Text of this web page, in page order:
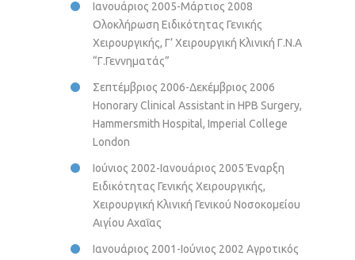
Ιανουάριος 2005-Μάρτιος 2008
Ολοκλήρωση Ειδικότητας Γενικής
Χειρουργικής, Γ’ Χειρουργική Κλινική Γ.Ν.Α
“Γ.Γεννηματάς”
Σεπτέμβριος 2006-Δεκέμβριος 2006
Honorary Clinical Assistant in HPB Surgery,
Hammersmith Hospital, Imperial College
London
Ιούνιος 2002-Ιανουάριος 2005 Έναρξη
Ειδικότητας Γενικής Χειρουργικής,
Χειρουργική Κλινική Γενικού Νοσοκομείου
Αιγίου Αχαΐας
Ιανουάριος 2001-Ιούνιος 2002 Αγροτικός